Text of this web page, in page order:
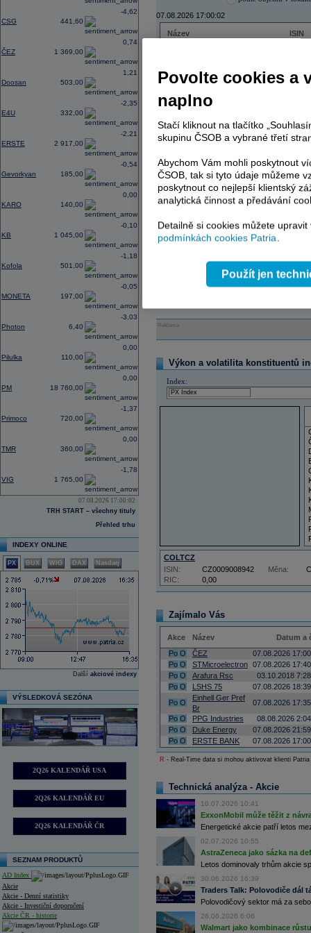
CSG 441,60
-4,62
ČEZ 1 369,00
0,74
Doosan 503,00
1,21
E4U 332,00
-2,35
ERSTE 2 917,00
-2,21
Gevorkyan 185,00
-0,54
KARO 140,00
0,00
KB 1 045,00
-0,10
Kofola 501,00
-1,18
MONETA 197,00
-0,05
Photon 6,40
-3,03
Pilulka 110,00
0,00
PM 18 760,00
0,00
Primoco 720,00
-1,37
TMR 360,00
0,00
VIG 1 765,00
-1,78
07.08.2026 17:00:02
TRH START – všechny tituly
Přehled trhu
INDEXY ONLINE
PX BUX WIG DAX Nasdaq
Další akciové indexy
VÝSLEDKOVÁ SEZÓNA
2Q26 KALENDÁŘ USA
2Q26 KALENDÁŘ EU
2Q26 KALENDÁŘ ČR
SEZNAM PRODUKTŮ
AD Index
Akcie
Akcie - Denní statistiky
Akcie - Investiční doporučení
Akcie ČR - historie
07.08.2026 17:00:02
Název
ISIN
ERSTE BANK
TMR
AD index - vývoj
Region
Reklama
Výkon a volatilita konstituentů
Index:
COLTCZ
RIC: 0,00
ISIN: CZ0009008942 Měna:
Zajímalo Vás
Akce Název
Datum a
Po O ČEZ
07.08.2026
Po O STMicroelectron 07.08.2026
Po O Arafura Rsc
03.10.2018
Po O LSHS 75
07.08.2026
Po O
Einhell Ger Pref
Br
07.08.2026
Po O PPG Industries
08.08.2026
Po O Duke Energy
07.08.2026
Po O ERSTE BANK 07.08.2026
R - Real-Time data si mohou aktivovat klienti
Technická analýza - Akcie
10.07.2026 10:41
ExxonMobil může těžit z
Energetické akcie patří letos
02.07.2026 10:55
AstraZeneca jako sázka na
Letos dominovaly trhům akcie
30.06.2026 16:39
Traders Talk: Polovodiče dál
Polovodičový sektor má za
26.06.2026 6:06
Walmart jako kombinace
Povolte cookies a
naplno
Stačí kliknout na tlačítko
skupinu ČSOB a vybrané třetí
Abychom Vám mohli poskytnout
ČSOB, tak si tyto údaje můžeme
poskytnout co nejlepší klientský
analytická činnost a předávání
Detailně si cookies můžete
podmínkách cookies Patria.
Použít jen